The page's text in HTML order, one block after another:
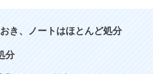
き、ノートはほとんど処分
分